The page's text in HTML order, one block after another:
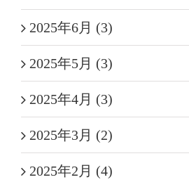
2025年6月 (3)
2025年5月 (3)
2025年4月 (3)
2025年3月 (2)
2025年2月 (4)